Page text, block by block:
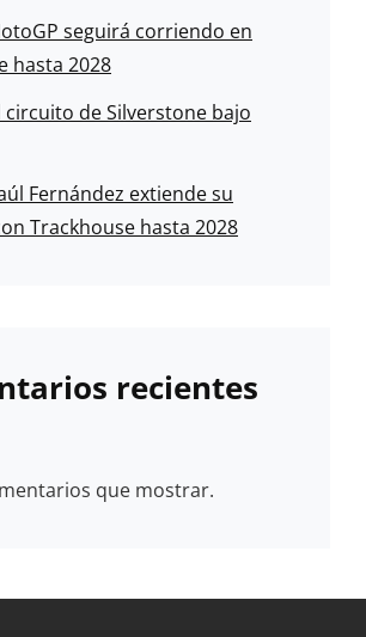
seguirá corriendo en
hasta 2028
circuito de Silverstone bajo
Fernández extiende su
Trackhouse hasta 2028
recientes
que mostrar.